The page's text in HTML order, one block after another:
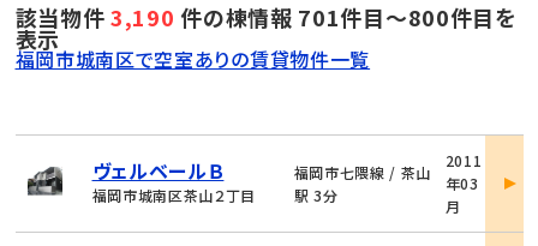
該当物件3,190 件の棟情報 701件目～800件目を
表示
福岡市城南区で空室ありの賃貸物件一覧
ヴェルベールＢ
福岡市城南区茶山２丁目
福岡市七隈線 / 茶山
駅 3分
2011
年03
月
詳